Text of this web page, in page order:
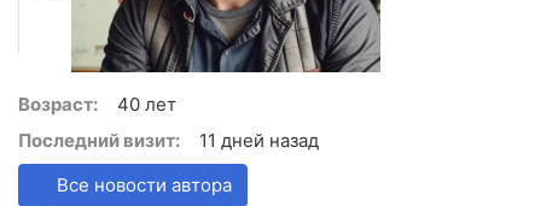
Возраст:
40 лет
Последний визит:
11 дней назад
Все новости автора